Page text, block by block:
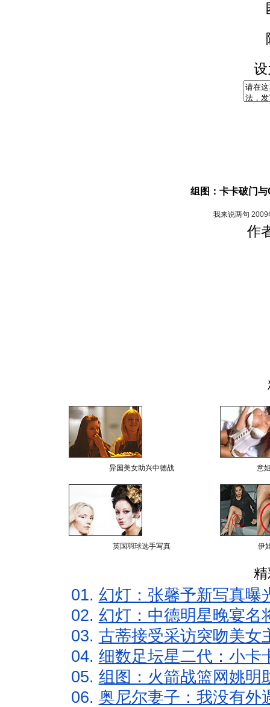
组图：卡卡破门
我来说两句 2009
作
异国美女助兴中德战 意
英国羽球选手写真 伊
01. 幻灯：张馨予新写真曝
02. 幻灯：中德明星晚宴名
03. 古蒂接受采访突吻美女
04. 细数足坛星二代：小卡
05. 组图：火箭战篮网姚明
06. 奥尼尔妻子：我没有外